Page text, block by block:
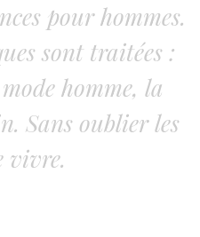
pour hommes.
sont traitées :
homme, la
Sans oublier les
vivre.